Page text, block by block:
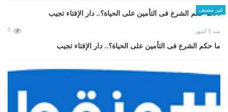
غير مصنف
منذ 8 أشهر 0
ما حكم الشرع فى التأمين على الحياة؟.. دار الإفتاء تجيب